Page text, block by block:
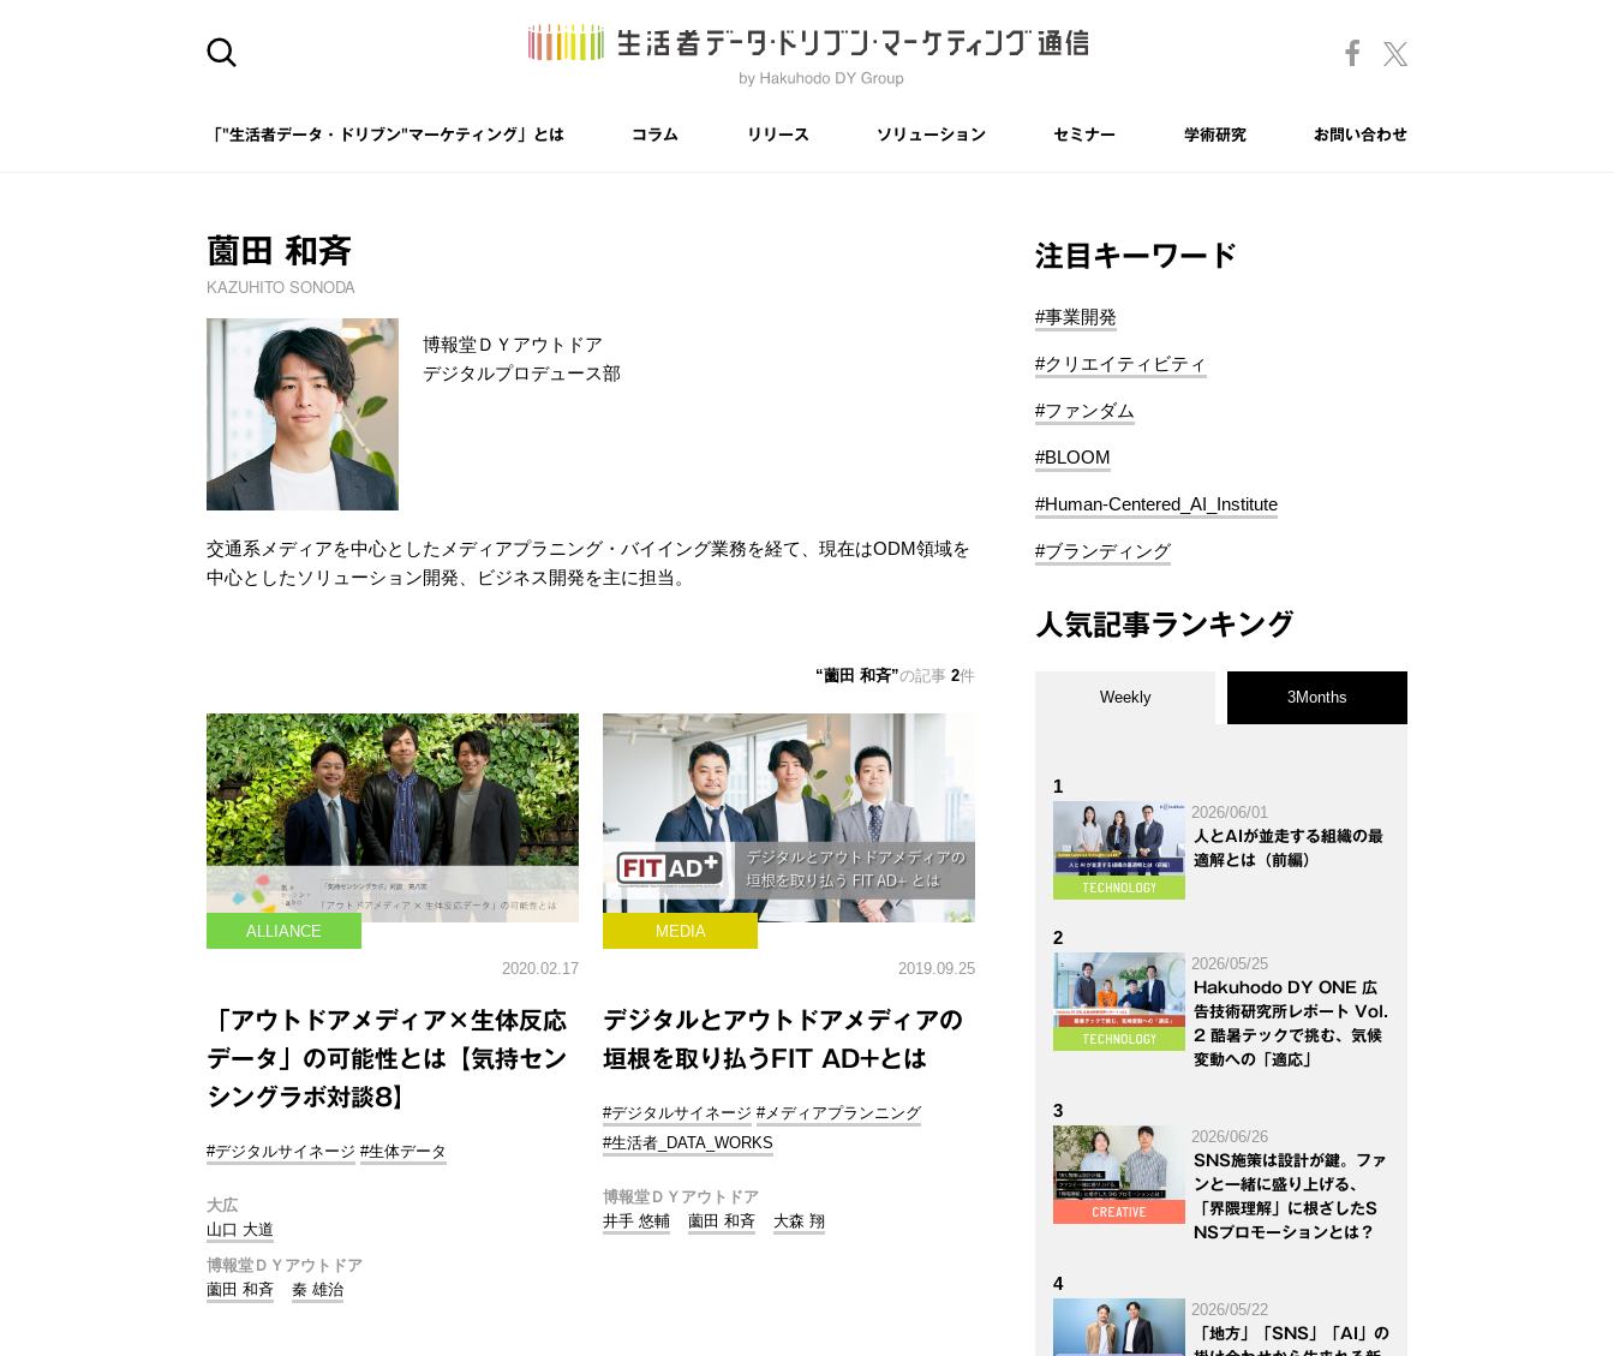
「"生活者データ・ドリブン"マーケティング」とは コラム リリース ソリューション セミナー 学術研究 お問い合わせ
薗田 和斉
KAZUHITO SONODA
博報堂ＤＹアウトドア
デジタルプロデュース部
交通系メディアを中心としたメディアプラニング・バイイング業務を経て、現在はODM領域を
中心としたソリューション開発、ビジネス開発を主に担当。
薗田 和斉 の記事 2件
ALLIANCE
2020.02.17
「アウトドアメディア×生体反応
データ」の可能性とは【気持セン
シングラボ対談8】
#デジタルサイネージ #生体データ
大広
山口 大道
博報堂ＤＹアウトドア
薗田 和斉
秦 雄治
MEDIA
2019.09.25
デジタルとアウトドアメディアの
垣根を取り払うFIT AD+とは
#デジタルサイネージ #メディアプランニング
#生活者_DATA_WORKS
博報堂ＤＹアウトドア
井手 悠輔
薗田 和斉 大森 翔
注目キーワード
#事業開発
#クリエイティビティ
#ファンダム
#BLOOM
#Human-Centered_AI_Institute
#ブランディング
人気記事ランキング
Weekly 3Months
1
2026/06/01
人とAIが並走する組織の最
適解とは（前編）
2
2026/05/25
Hakuhodo DY ONE 広
告技術研究所レポート Vol.
2 酷暑テックで挑む、気候
変動への「適応」
3
2026/06/26
SNS施策は設計が鍵。ファ
ンと一緒に盛り上げる、
「界隈理解」に根ざしたS
NSプロモーションとは？
4
2026/05/22
「地方」「SNS」「AI」の